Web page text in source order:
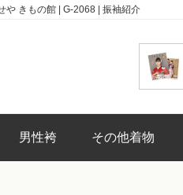
や きもの館 | G-2068 | 振袖紹介
男性袴 その他着物